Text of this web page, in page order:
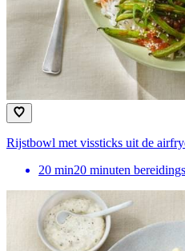
Rijstbowl met vissticks uit de
20 min20 minuten